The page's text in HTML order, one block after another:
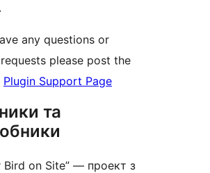
any questions or
please post the
Plugin Support Page
та
Bird on Site” — проект з